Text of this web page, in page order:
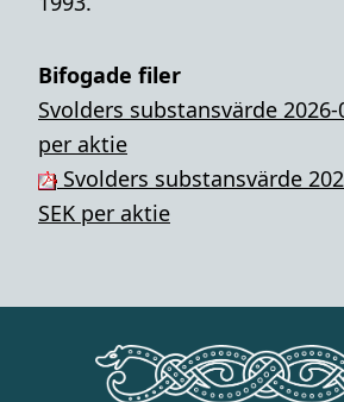
Bifogade filer
Svolders substansvärde 2026-
per aktie
Svolders substansvärde
SEK per aktie